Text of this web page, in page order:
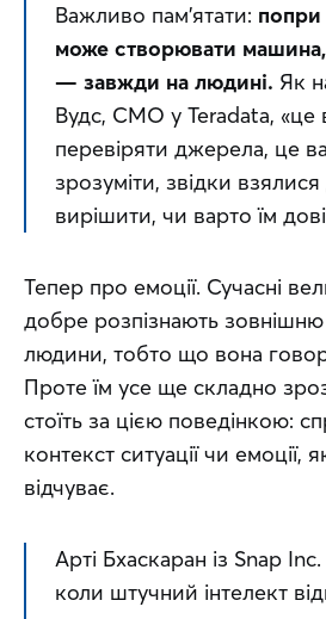
Важливо пам’ятати: попри
може створювати машина,
— завжди на людині. Як
Вудс, CMO у Teradata, «це
перевіряти джерела, це
зрозуміти, звідки взялися
вирішити, чи варто їм
Тепер про емоції. Сучасні
добре розпізнають
людини, тобто що вона
Проте їм усе ще складно
стоїть за цією поведінкою:
контекст ситуації чи емоції,
відчуває.
Арті Бхаскаран із Snap
коли штучний інтелект